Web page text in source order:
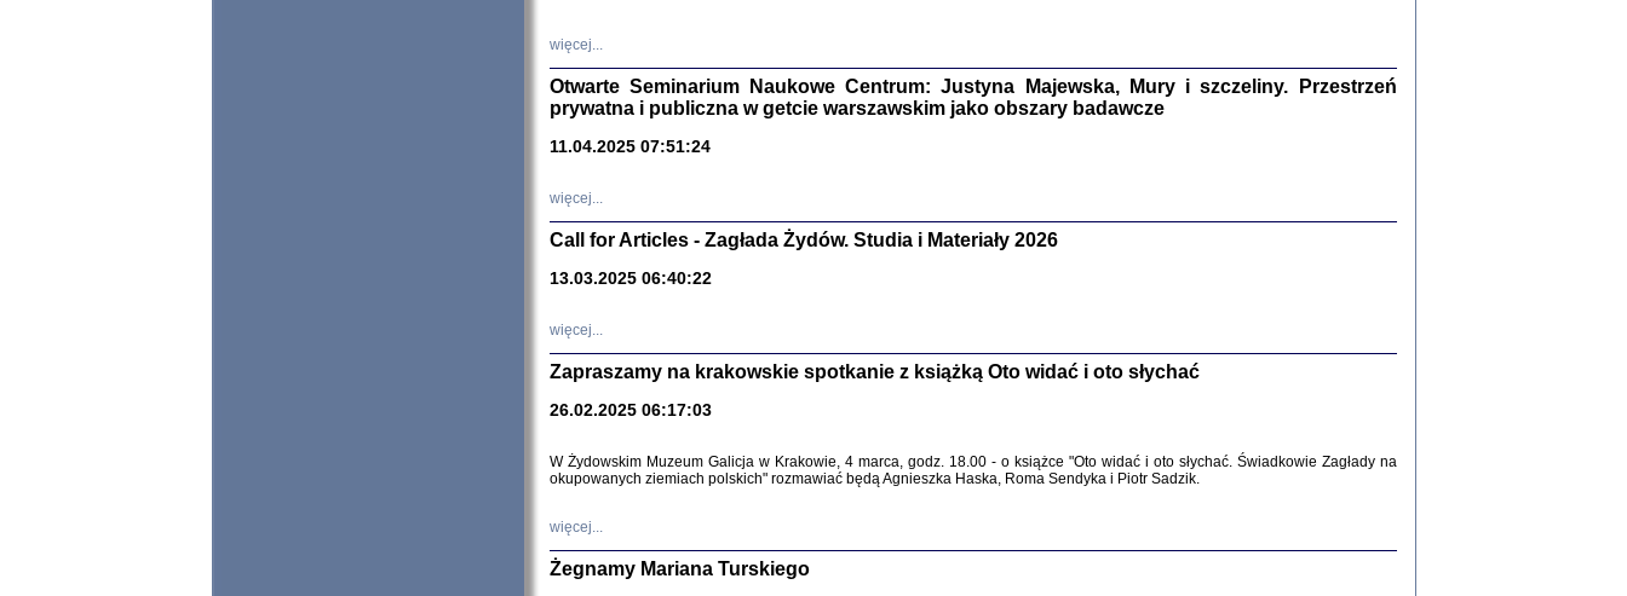
Stanisław Adler, oprac. i wstępem opatrzyłaMarta Janczewska
Warszawa 2018
więcej...
Otwarte Seminarium Naukowe Centrum: Justyna Majewska, Mury i szczeliny. Przestrzeń
prywatna i publiczna w getcie warszawskim jako obszary badawcze
11.04.2025 07:51:24
więcej...
Call for Articles - Zagłada Żydów. Studia i Materiały 2026
13.03.2025 06:40:22
więcej...
Zapraszamy na krakowskie spotkanie z książką Oto widać i oto słychać
26.02.2025 06:17:03
W Żydowskim Muzeum Galicja w Krakowie, 4 marca, godz. 18.00 - o książce "Oto widać i oto słychać. Świadkowie Zagłady na
okupowanych ziemiach polskich" rozmawiać będą Agnieszka Haska, Roma Sendyka i Piotr Sadzik.
więcej...
Żegnamy Mariana Turskiego